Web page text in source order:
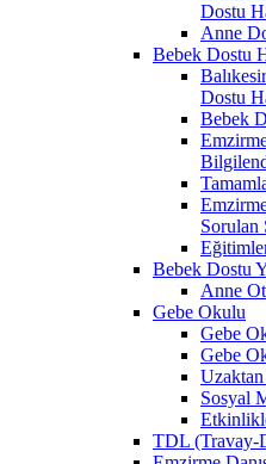
Dostu
Anne
Bebek Dostu
Dostu
Bebek
Sorulan
Bebek Dostu
Anne
Gebe Okulu
Gebe
Gebe
Sosyal
TDL (Travay-